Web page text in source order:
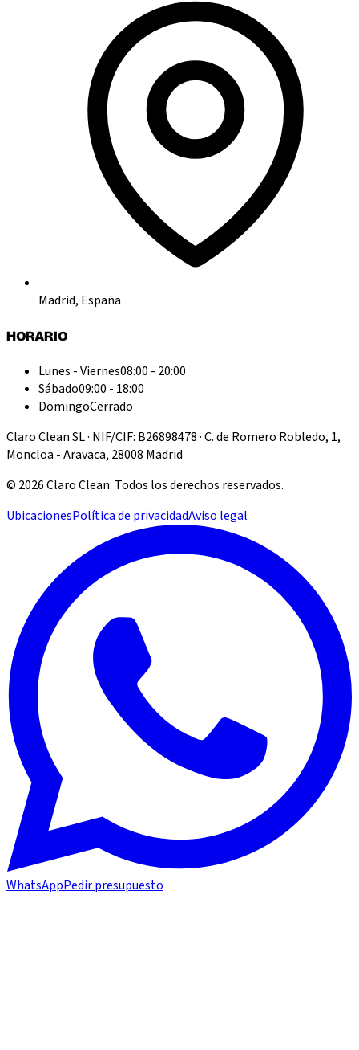
Madrid, España
HORARIO
Lunes - Viernes08:00 - 20:00
Sábado09:00 - 18:00
DomingoCerrado
Claro Clean SL · NIF/CIF: B26898478 · C. de Romero Robledo, 1,
Moncloa - Aravaca, 28008 Madrid
© 2026Claro Clean. Todos los derechos reservados.
UbicacionesPolítica de privacidadAviso legal
WhatsAppPedir presupuesto